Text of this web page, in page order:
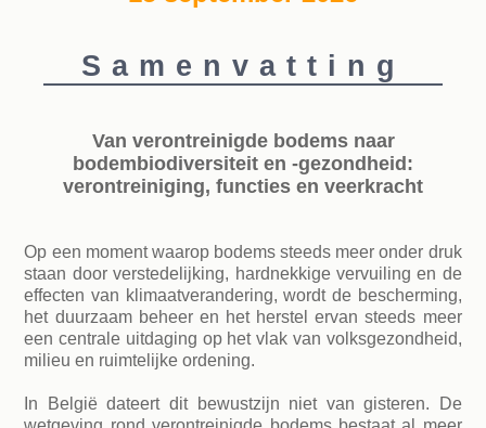
Samenvatting
Van verontreinigde bodems naar
bodembiodiversiteit en -gezondheid:
verontreiniging, functies en veerkracht
Op een moment waarop bodems steeds meer onder druk
staan door verstedelijking, hardnekkige vervuiling en de
effecten van klimaatverandering, wordt de bescherming,
het duurzaam beheer en het herstel ervan steeds meer
een centrale uitdaging op het vlak van volksgezondheid,
milieu en ruimtelijke ordening.
In België dateert dit bewustzijn niet van gisteren. De